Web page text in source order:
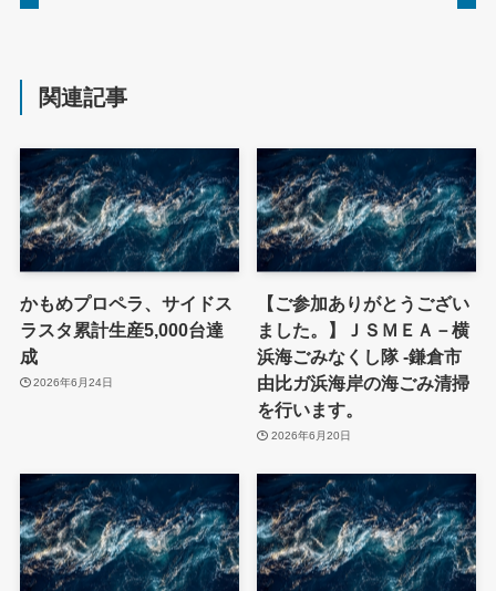
関連記事
かもめプロペラ、サイドス
ラスタ累計生産5,000台達
成
2026年6月24日
【ご参加ありがとうござい
ました。】ＪＳＭＥＡ－横
浜海ごみなくし隊 -鎌倉市
由比ガ浜海岸の海ごみ清掃
を行います。
2026年6月20日